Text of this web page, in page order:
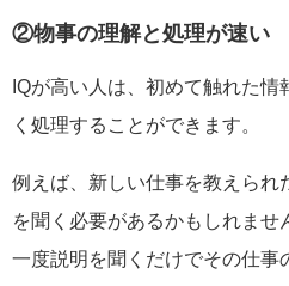
②物事の理解と処理が速い
IQが高い人は、初めて触れた
く処理することができます。
例えば、新しい仕事を教えられ
を聞く必要があるかもしれませ
一度説明を聞くだけでその仕事